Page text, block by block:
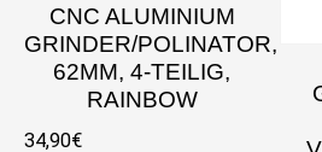
CNC ALUMINIUM
GRINDER/POLINATOR,
62MM, 4-TEILIG,
RAINBOW
34,90€